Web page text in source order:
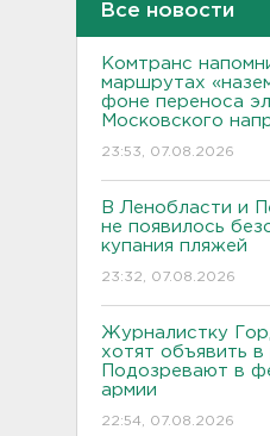
Все новости
Комтранс
маршрутах
фоне переноса
Московского
23:53, 07.08.2026
В Ленобласти и
не появилось
купания пляжей
23:32, 07.08.2026
Журналистку
хотят объявить в
Подозревают в
армии
22:54, 07.08.2026